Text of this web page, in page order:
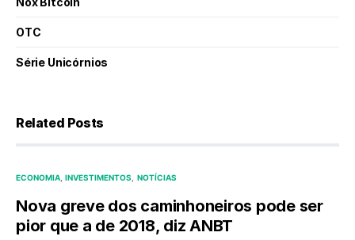
OTC
Série Unicórnios
Related Posts
ECONOMIA INVESTIMENTOS NOTÍCIAS
Nova greve dos caminhoneiros pode ser
pior que a de 2018, diz ANBT